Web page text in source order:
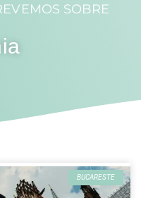
SOBRE
BUCARESTE